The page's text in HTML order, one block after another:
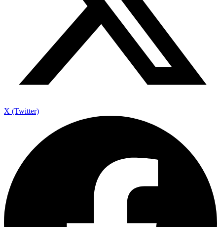
X (Twitter)